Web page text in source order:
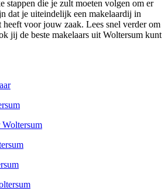
stappen die je zult moeten volgen om er
dat je uiteindelijk een makelaardij in
voor jouw zaak. Lees snel verder om
jij de beste makelaars uit Woltersum kunt